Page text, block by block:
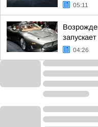
05:11
04:26